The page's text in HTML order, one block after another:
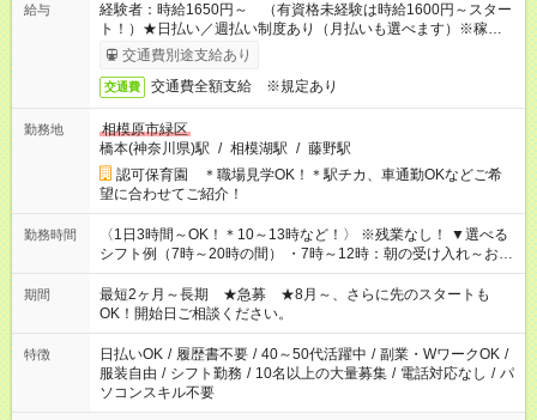
給与
経験者：時給1650円～ （有資格未経験は時給1600円～スター
ト！）★日払い／週払い制度あり（月払いも選べます）※稼働開
始時は手続き完了次第のお支払いとなります★フルタイムできる
方は100円アップ！
交通費別途支給あり
交通費 交通費全額支給 ※規定あり
勤務地
相模原市緑区
橋本(神奈川県)駅 / 相模湖駅 / 藤野駅
認可保育園 ＊職場見学OK！＊駅チカ、車通勤OKなどご希
望に合わせてご紹介！
勤務時間
〈1日3時間～OK！＊10～13時など！〉 ※残業なし！ ▼選べる
シフト例（7時～20時の間） ・7時～12時：朝の受け入れ～お昼
の準備 ・10時～13時：園児の見守り～お昼の補助 ・9時～16
時：帰りの会まで！子供の成長を見守る ・15時～20時：夜のお
迎えサポート
期間
最短2ヶ月～長期 ★急募 ★8月～、さらに先のスタートも
OK！開始日ご相談ください。
特徴 日払いOK / 履歴書不要 / 40～50代活躍中 / 副業・WワークOK /
服装自由 / シフト勤務 / 10名以上の大量募集 / 電話対応なし / パ
ソコンスキル不要